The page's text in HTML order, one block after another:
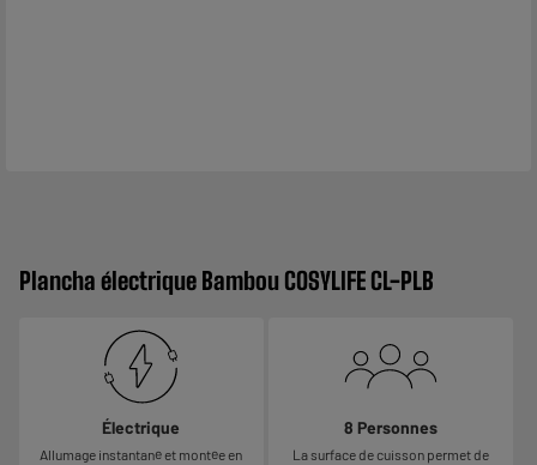
Plancha électrique Bambou COSYLIFE CL-PLB
Électrique
Allumage instantané et montée en
8 Personnes
La surface de cuisson permet de